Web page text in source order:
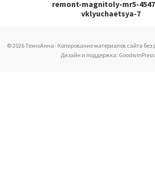
remont-magnitoly-mr5-
vklyuchaetsya-7
© 2026 ТехноАнна · Копирование материалов сайта
Дизайн и поддержка: